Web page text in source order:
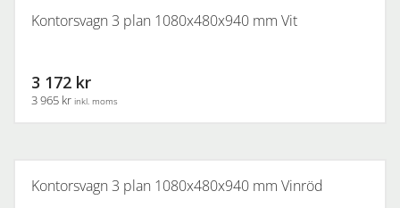
Kontorsvagn 3 plan 1080x480x940 mm Vit
3 172 kr
3 965 kr inkl. moms
Kontorsvagn 3 plan 1080x480x940 mm Vinröd